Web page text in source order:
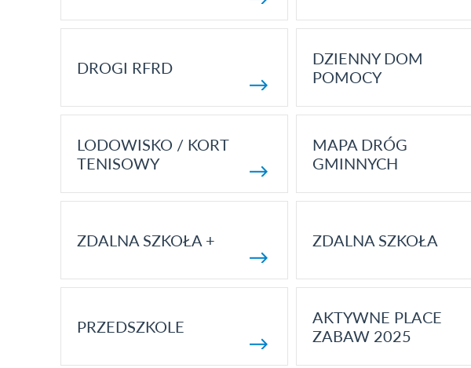
DROGI RFRD
DZIENNY DOM
POMOCY
LODOWISKO / KORT
TENISOWY
MAPA DRÓG
GMINNYCH
ZDALNA SZKOŁA + ZDALNA SZKOŁA
PRZEDSZKOLE
AKTYWNE PLACE
ZABAW 2025